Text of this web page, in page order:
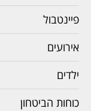
פיינטבול
אירועים
ילדים
כוחות הביטחון